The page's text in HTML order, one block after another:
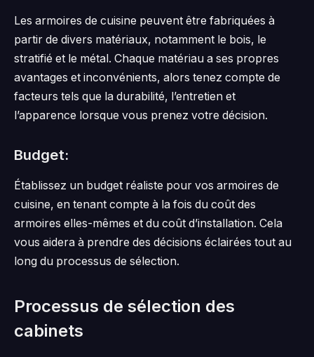
Les armoires de cuisine peuvent être fabriquées à
partir de divers matériaux, notamment le bois, le
stratifié et le métal. Chaque matériau a ses propres
avantages et inconvénients, alors tenez compte de
facteurs tels que la durabilité, l’entretien et
l’apparence lorsque vous prenez votre décision.
Budget:
Établissez un budget réaliste pour vos armoires de
cuisine, en tenant compte à la fois du coût des
armoires elles-mêmes et du coût d’installation. Cela
vous aidera à prendre des décisions éclairées tout au
long du processus de sélection.
Processus de sélection des
cabinets